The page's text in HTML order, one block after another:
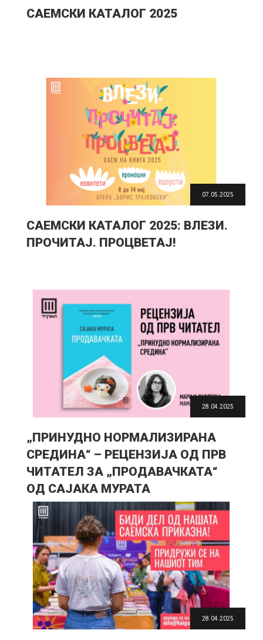
САЕМСКИ КАТАЛОГ 2025
07.05.2025
САЕМСКИ КАТАЛОГ 2025: ВЛЕЗИ.
ПРОЧИТАЈ. ПРОЦВЕТАЈ!
28.04.2025
„ПРИНУДНО НОРМАЛИЗИРАНА
СРЕДИНА“ – РЕЦЕНЗИЈА ОД ПРВ
ЧИТАТЕЛ ЗА „ПРОДАВАЧКАТА“
ОД САЈАКА МУРАТА
28.04.2025